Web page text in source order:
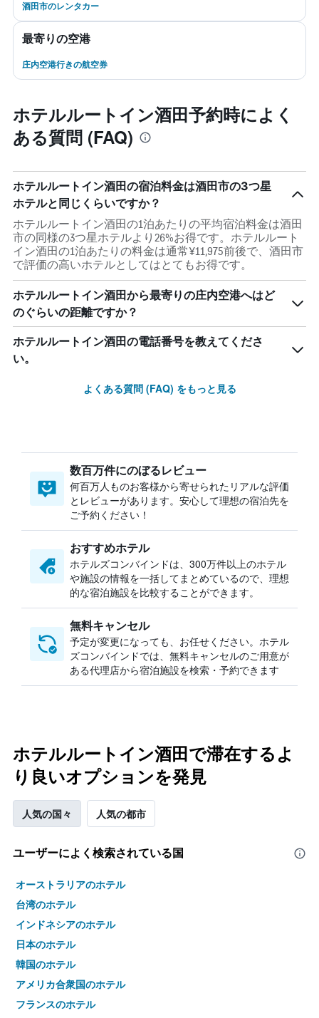
酒田市のレンタカー
最寄りの空港
庄内空港行きの航空券
ホテルルートイン酒田予約時によく
ある質問 (FAQ)
ホテルルートイン酒田の宿泊料金は酒田市の3つ星
ホテルと同じくらいですか？
ホテルルートイン酒田の1泊あたりの平均宿泊料金は酒田
市の同様の3つ星ホテルより26%お得です。ホテルルート
イン酒田の1泊あたりの料金は通常¥11,975前後で、酒田市
で評価の高いホテルとしてはとてもお得です。
ホテルルートイン酒田から最寄りの庄内空港へはど
のぐらいの距離ですか？
ホテルルートイン酒田の電話番号を教えてくださ
い。
よくある質問 (FAQ) をもっと見る
数百万件にのぼるレビュー
何百万人ものお客様から寄せられたリアルな評価
とレビューがあります。安心して理想の宿泊先を
ご予約ください！
おすすめホテル
ホテルズコンバインドは、300万件以上のホテル
や施設の情報を一括してまとめているので、理想
的な宿泊施設を比較することができます。
無料キャンセル
予定が変更になっても、お任せください。ホテル
ズコンバインドでは、無料キャンセルのご用意が
ある代理店から宿泊施設を検索・予約できます
ホテルルートイン酒田で滞在するよ
り良いオプションを発見
人気の国々 人気の都市
ユーザーによく検索されている国
オーストラリアのホテル
台湾のホテル
インドネシアのホテル
日本のホテル
韓国のホテル
アメリカ合衆国のホテル
フランスのホテル